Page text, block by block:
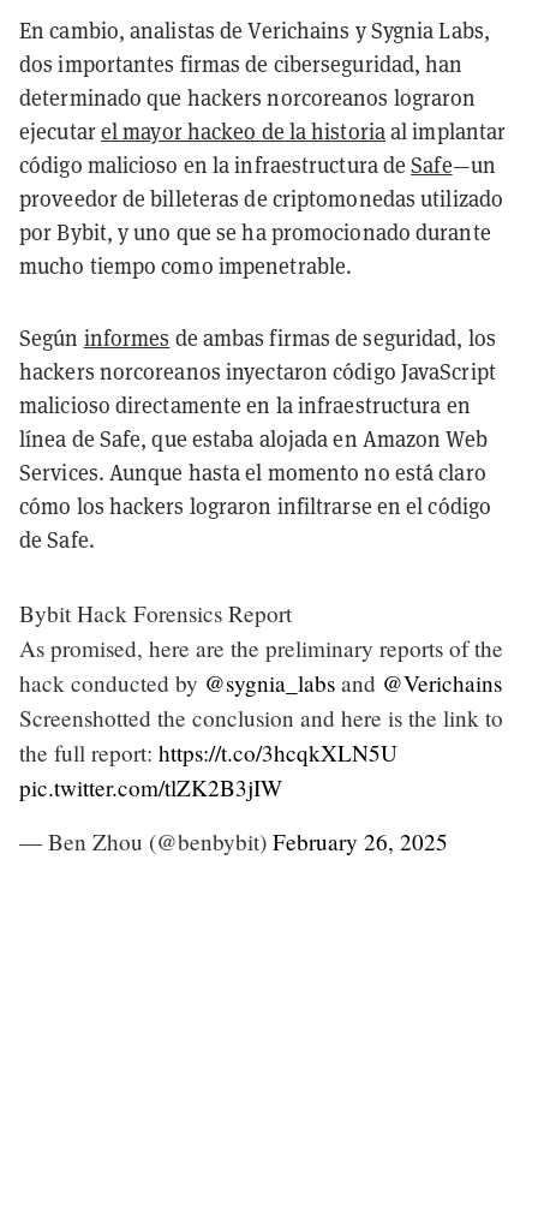
En cambio, analistas de Verichains y Sygnia Labs,
dos importantes firmas de ciberseguridad, han
determinado que hackers norcoreanos lograron
ejecutarel mayor hackeo de la historiaal implantar
código malicioso en la infraestructura deSafe—un
proveedor de billeteras de criptomonedas utilizado
por Bybit, y uno que se ha promocionado durante
mucho tiempo como impenetrable.
Según informes de ambas firmas de seguridad, los
hackers norcoreanos inyectaron código JavaScript
malicioso directamente en la infraestructura en
línea de Safe, que estaba alojada en Amazon Web
Services. Aunque hasta el momento no está claro
cómo los hackers lograron infiltrarse en el código
de Safe.
Bybit Hack Forensics Report
As promised, here are the preliminary reports of the
hack conducted by @sygnia_labs and @Verichains
Screenshotted the conclusion and here is the link to
the full report: https://t.co/3hcqkXLN5U
pic.twitter.com/tlZK2B3jIW
— Ben Zhou (@benbybit) February 26, 2025